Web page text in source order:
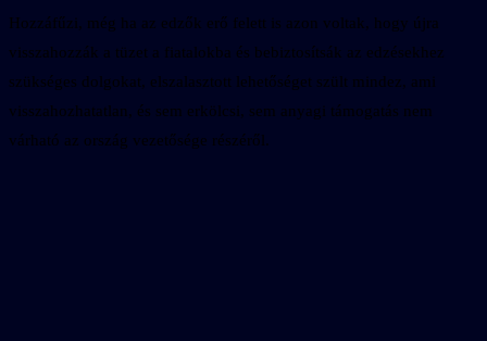
Hozzáfűzi, még ha az edzők erő felett is azon voltak, hogy újra
visszahozzák a tüzet a fiatalokba és bebiztosítsák az edzésekhez
szükséges dolgokat, elszalasztott lehetőséget szült mindez, ami
visszahozhatatlan, és sem erkölcsi, sem anyagi támogatás nem
várható az ország vezetősége részéről.